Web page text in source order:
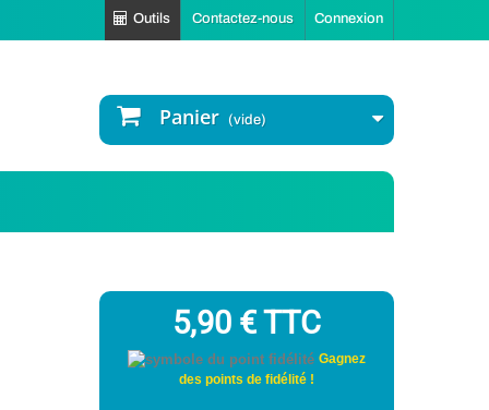
Connexion
Contactez-nous
Outils
Panier (vide)
5,90 €TTC
Gagnez
des points de fidélité !